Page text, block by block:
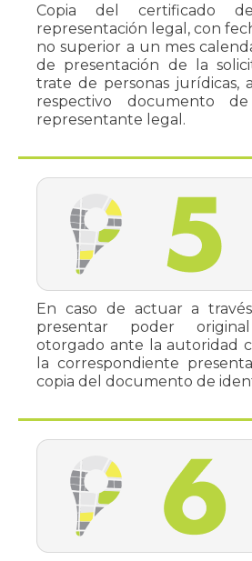
Copia del certificado
representación legal, con
no superior a un mes
de presentación de la
trate de personas jurídicas,
respectivo documento
representante legal.
En caso de actuar a
presentar poder
otorgado ante la autoridad
la correspondiente
copia del documento de